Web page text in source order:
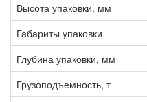
Высота упаковки, мм
Габариты упаковки
Глубина упаковки, мм
Грузоподъемность, т